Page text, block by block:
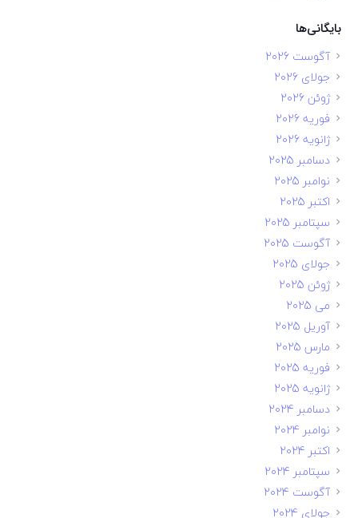
بایگانی‌ها
آگوست 2026
جولای 2026
ژوئن 2026
فوریه 2026
ژانویه 2026
دسامبر 2025
نوامبر 2025
اکتبر 2025
سپتامبر 2025
آگوست 2025
جولای 2025
ژوئن 2025
می 2025
آوریل 2025
مارس 2025
فوریه 2025
ژانویه 2025
دسامبر 2024
نوامبر 2024
اکتبر 2024
سپتامبر 2024
آگوست 2024
جولای 2024